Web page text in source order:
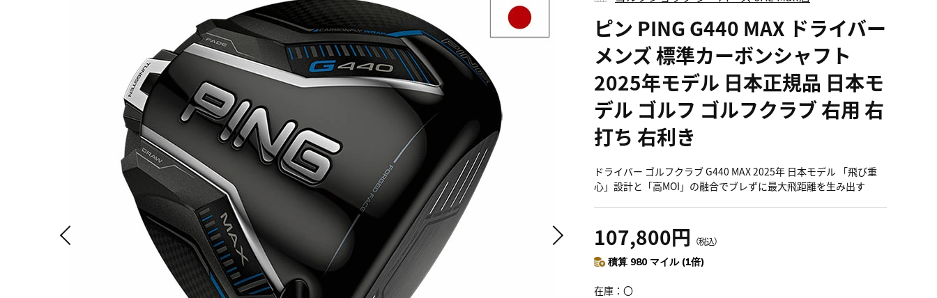
ピン PING G440 MAX ドライバー
メンズ 標準カーボンシャフト
2025年モデル 日本正規品 日本モ
デル ゴルフ ゴルフクラブ 右用 右
打ち 右利き
ドライバー ゴルフクラブ G440 MAX 2025年 日本モデル 「飛び重
心」設計と「高MOI」の融合でブレずに最大飛距離を生み出す
107,800円 （税込）
積算 980 マイル (1倍)
在庫 〇